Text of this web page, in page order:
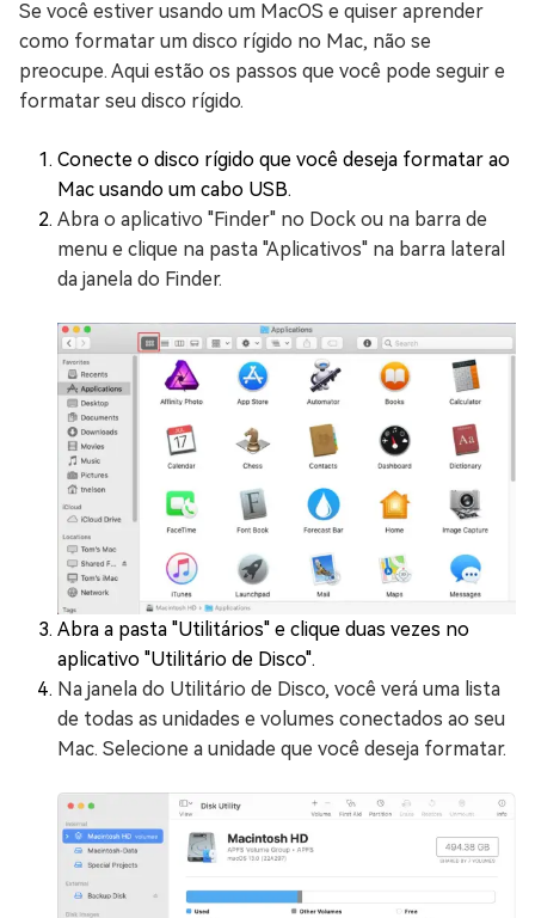
Se você estiver usando um MacOS e quiser aprender
como formatar um disco rígido no Mac, não se
preocupe. Aqui estão os passos que você pode seguir e
formatar seu disco rígido.
Conecte o disco rígido que você deseja formatar ao
Mac usando um cabo USB.
Abra o aplicativo "Finder" no Dock ou na barra de
menu e clique na pasta "Aplicativos" na barra lateral
da janela do Finder.
Abra a pasta "Utilitários" e clique duas vezes no
aplicativo "Utilitário de Disco".
Na janela do Utilitário de Disco, você verá uma lista
de todas as unidades e volumes conectados ao seu
Mac. Selecione a unidade que você deseja formatar.